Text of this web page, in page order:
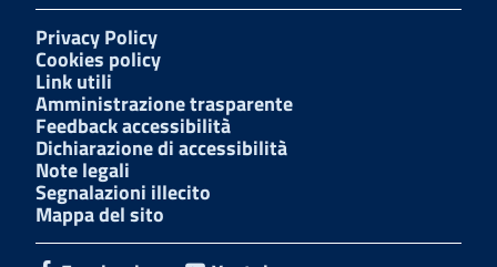
Privacy Policy
Cookies policy
Link utili
Amministrazione trasparente
Feedback accessibilità
Dichiarazione di accessibilità
Note legali
Segnalazioni illecito
Mappa del sito